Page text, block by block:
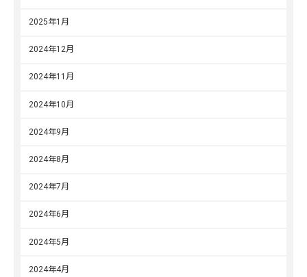
2025年1月
2024年12月
2024年11月
2024年10月
2024年9月
2024年8月
2024年7月
2024年6月
2024年5月
2024年4月